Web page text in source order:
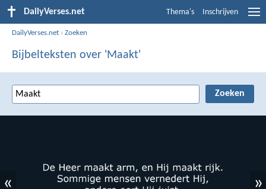
DailyVerses.net Thema's Inschrijven
DailyVerses.net ›Zoeken
Bijbelteksten over 'Maakt'
« »